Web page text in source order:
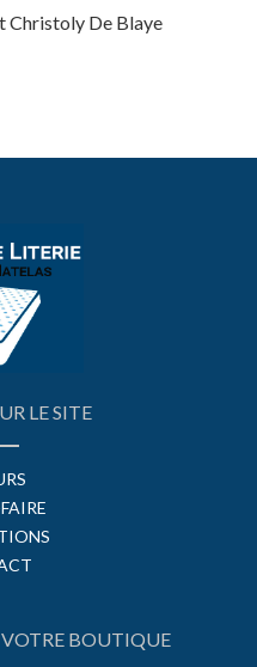
Christoly De Blaye
LE SITE
BOUTIQUE